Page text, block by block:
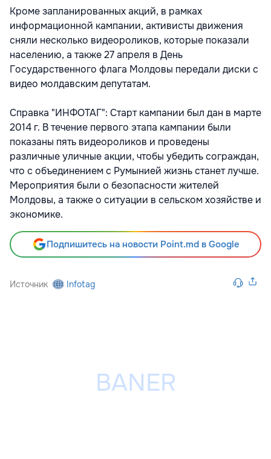
Кроме запланированных акций, в рамках
информационной кампании, активисты движения
сняли несколько видеороликов, которые показали
населению, а также 27 апреля в День
Государственного флага Молдовы передали диски с
видео молдавским депутатам.
Справка "ИНФОТАГ": Старт кампании был дан в марте
2014 г. В течение первого этапа кампании были
показаны пять видеороликов и проведены
различные уличные акции, чтобы убедить сограждан,
что с объединением с Румынией жизнь станет лучше.
Мероприятия были о безопасности жителей
Молдовы, а также о ситуации в сельском хозяйстве и
экономике.
Подпишитесь на новости Point.md в Google
Источник Infotag